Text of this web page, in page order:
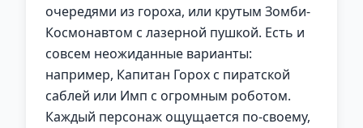
очередями из гороха, или крутым Зомби-
Космонавтом с лазерной пушкой. Есть и
совсем неожиданные варианты:
например, Капитан Горох с пиратской
саблей или Имп с огромным роботом.
Каждый персонаж ощущается по-своему,